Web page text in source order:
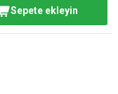
Sepete ekleyin